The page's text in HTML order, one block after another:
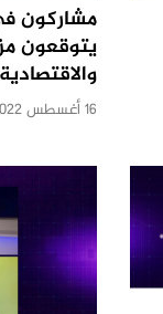
مشاركون
يتوقعون
والاقتصادية
16 أغسطس 2022